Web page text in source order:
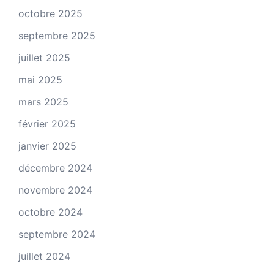
octobre 2025
septembre 2025
juillet 2025
mai 2025
mars 2025
février 2025
janvier 2025
décembre 2024
novembre 2024
octobre 2024
septembre 2024
juillet 2024